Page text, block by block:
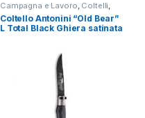
Campagna e Lavoro, Coltelli,
OUTDOOR
Coltello Antonini “Old Bear”
L Total Black Ghiera satinata